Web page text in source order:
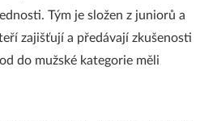
Tým je složen z juniorů a
zajišťují a předávají zkušenosti
do mužské kategorie měli